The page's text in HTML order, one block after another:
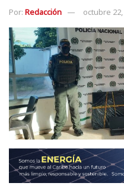
Por: Redacción octubre 22,